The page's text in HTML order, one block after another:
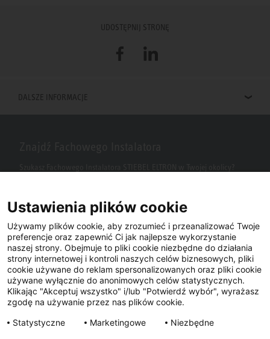
UDOSTĘPNIJ STRONĘ
FacebookLinkedIn
DALSZE INFORMACJE
Facebook YouTube LinkedIn
Instagram
Ustawienia plików cookie
Używamy plików cookie, aby zrozumieć i przeanalizować Twoje
preferencje oraz zapewnić Ci jak najlepsze wykorzystanie
naszej strony. Obejmuje to pliki cookie niezbędne do działania
strony internetowej i kontroli naszych celów biznesowych, pliki
cookie używane do reklam spersonalizowanych oraz pliki cookie
używane wyłącznie do anonimowych celów statystycznych.
Klikając "Akceptuj wszystko" i/lub "Potwierdź wybór", wyrażasz
zgodę na używanie przez nas plików cookie.
Statystyczne
Marketingowe
Niezbędne